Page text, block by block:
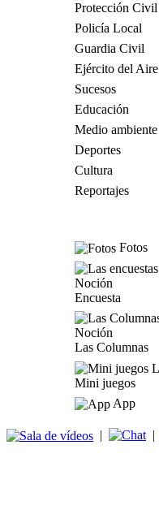
Protección Civil
Policía Local
Guardia Civil
Ejército del Aire
Sucesos
Educación
Medio ambiente
Deportes
Cultura
Reportajes
Fotos
Encuesta
Las Columnas
Mini juegos
App
| |